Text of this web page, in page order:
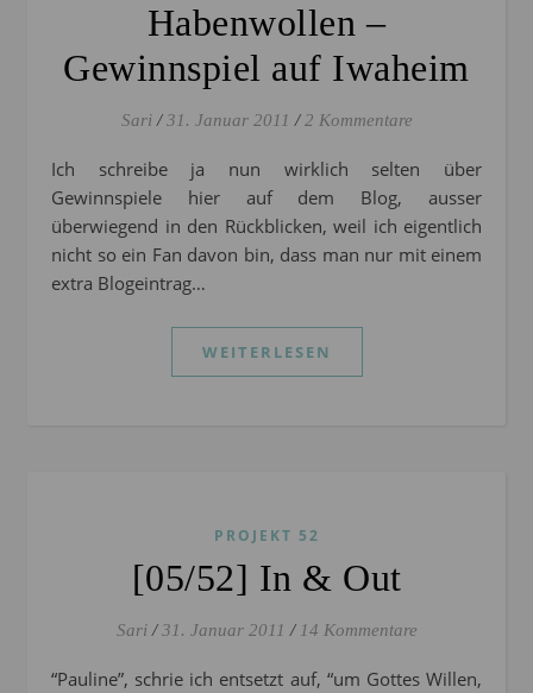
Habenwollen –
Gewinnspiel auf Iwaheim
Sari / 31. Januar 2011 / 2 Kommentare
Ich schreibe ja nun wirklich selten über
Gewinnspiele hier auf dem Blog, ausser
überwiegend in den Rückblicken, weil ich eigentlich
nicht so ein Fan davon bin, dass man nur mit einem
extra Blogeintrag…
WEITERLESEN
PROJEKT 52
[05/52] In & Out
Sari / 31. Januar 2011 / 14 Kommentare
“Pauline”, schrie ich entsetzt auf, “um Gottes Willen,